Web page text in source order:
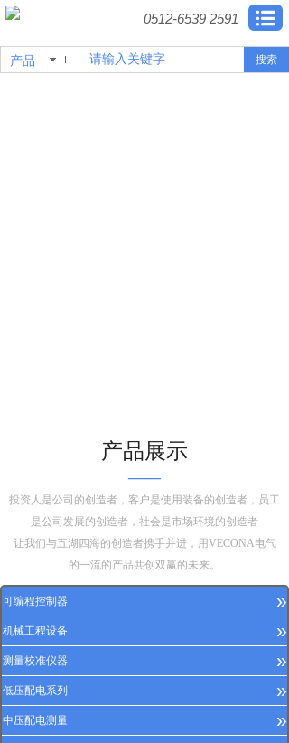
产品展示
——
投资人是公司的创造者，客户是使用装备的创造者，员工
是公司发展的创造者，社会是市场环境的创造者
让我们与五湖四海的创造者携手并进，用VECONA电气
的一流的产品共创双赢的未来。
可编程控制器 »
机械工程设备 »
测量校准仪器 »
低压配电系列 »
中压配电测量 »
产品 搜索
0512-6539 2591